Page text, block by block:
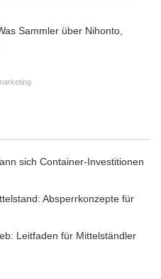
Sammler über Nihonto,
sich Container-Investitionen
Absperrkonzepte für
Leitfaden für Mittelständler